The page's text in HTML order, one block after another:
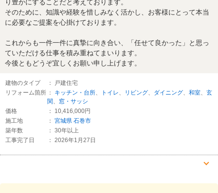
り豊かにすることだと考えております。
そのために、知識や経験を惜しみなく活かし、お客様にとって本当
に必要なご提案を心掛けております。
これからも一件一件に真摯に向き合い、「任せて良かった」と思っ
ていただける仕事を積み重ねてまいります。
今後ともどうぞ宜しくお願い申し上げます。
建物のタイプ
： 戸建住宅
リフォーム箇所 ： キッチン・台所、 トイレ、 リビング、 ダイニング、 和室、 玄
関、 窓・サッシ
価格
： 10,416,000円
施工地
： 宮城県 石巻市
築年数
： 30年以上
工事完了日
： 2026年1月27日